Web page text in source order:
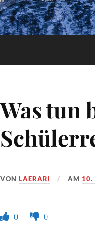
Was tun
VONLAERARI AM 10.
0 0